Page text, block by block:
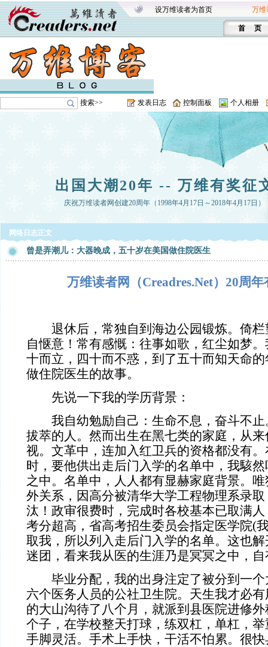
设万维读者为首页 万维
首 页
搜索>> 发表日志 控制面板 个人相册
出国大潮20年 -- 万维有奖征
庆祝万维读者网创建20周年（1998年4月17日～2018年4月17日）
网络日志正文
曾是弄潮儿：大器晚成，五十岁在美国做住院医生
万维读者网（Creadres.Net）20周
退休后，常独自到海边公园锻炼。倚栏
自惬意！常有感慨：往事如歌，红尘如梦
十而立，四十而不惑，到了五十而知天命
做住院医生的故事。
先说一下我的学历背景：
我自幼勉励自己：生命不息，奋斗不止
拔萃的人。然而出生在黑七类的家庭，从
视。文革中，连加入红卫兵的资格都没有
时，要他供出走后门入学的名单中，我駭
之中。名单中，人人都有显赫家庭背景。
外关系，因高分被清华大学工程物理系录
汰！政审很费时，完成时各校基本已取满
考分超高，省高考招生委员会指定医学院(
取我，所以列入走后门入学的名单。这也
迷团，看来我从医的生涯乃是冥冥之中，
毕业分配，我的出身注定了被分到一个
六个医务人员的公社卫生院。天生我才必
的大山沟待了八个月，就派到县医院进修
个子，在学校整天打球，练双杠，单杠，
手脚灵活。手术上手快，干活不怕累。很